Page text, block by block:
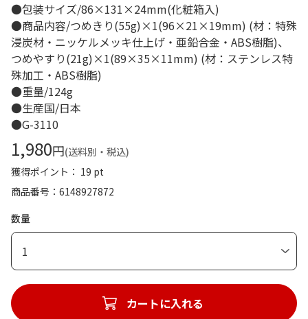
●包装サイズ/86×131×24mm(化粧箱入)
●商品内容/つめきり(55g)×1(96×21×19mm) (材：特殊
浸炭材・ニッケルメッキ仕上げ・亜鉛合金・ABS樹脂)、
つめやすり(21g)×1(89×35×11mm) (材：ステンレス特
殊加工・ABS樹脂)
●重量/124g
●生産国/日本
●G-3110
1,980円(送料別・税込)
獲得ポイント： 19 pt
商品番号
6148927872
数量
1
カートに入れる